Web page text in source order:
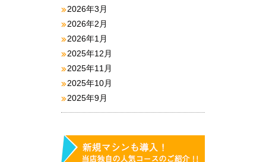
2026年3月
2026年2月
2026年1月
2025年12月
2025年11月
2025年10月
2025年9月